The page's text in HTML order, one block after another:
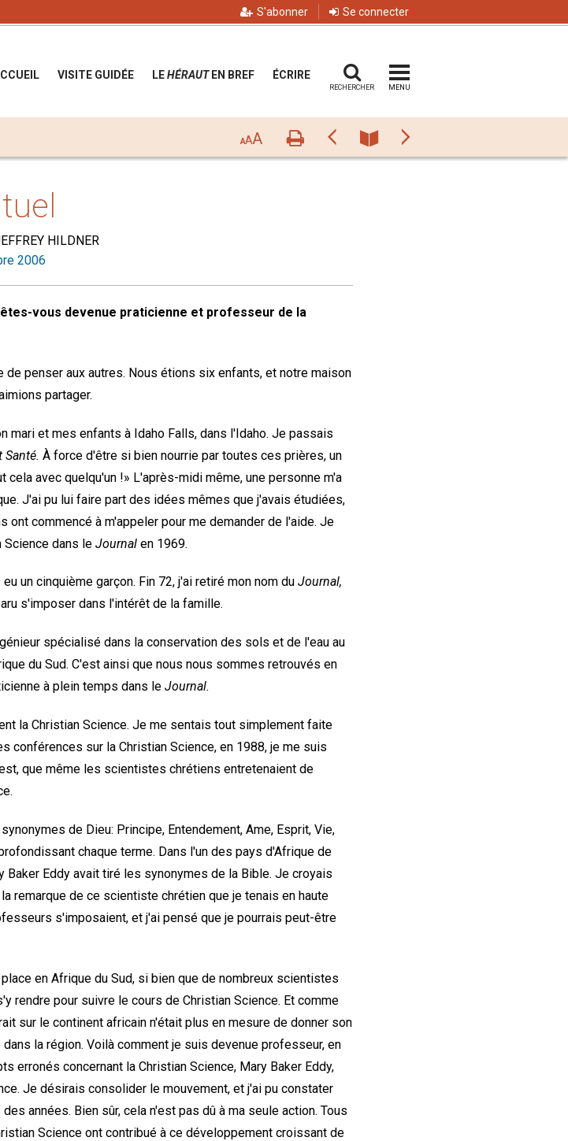
S'abonner Se connecter
VISITE GUIDÉE LEHÉRAUTEN BREF ÉCRIRE
RECHERCHER MENU
AAA ImprimerPrécédantNuméroSuivant
HILDNER
2006
vous devenue praticienne et professeur de la
penser aux autres. Nous étions six enfants, et notre maison
partager.
mari et mes enfants à Idaho Falls, dans l'Idaho. Je passais
Santé. À force d'être si bien nourrie par toutes ces prières, un
avec quelqu'un !» L'après-midi même, une personne m'a
J'ai pu lui faire part des idées mêmes que j'avais étudiées,
ont commencé à m'appeler pour me demander de l'aide. Je
Science dans le Journal en 1969.
un cinquième garçon. Fin 72, j'ai retiré mon nom du Journal,
s'imposer dans l'intérêt de la famille.
spécialisé dans la conservation des sols et de l'eau au
du Sud. C'est ainsi que nous nous sommes retrouvés en
à plein temps dans le Journal.
la Christian Science. Je me sentais tout simplement faite
conférences sur la Christian Science, en 1988, je me suis
que même les scientistes chrétiens entretenaient de
de Dieu: Principe, Entendement, Ame, Esprit, Vie,
chaque terme. Dans l'un des pays d'Afrique de
Baker Eddy avait tiré les synonymes de la Bible. Je croyais
remarque de ce scientiste chrétien que je tenais en haute
s'imposaient, et j'ai pensé que je pourrais peut-être
en Afrique du Sud, si bien que de nombreux scientistes
rendre pour suivre le cours de Christian Science. Et comme
sur le continent africain n'était plus en mesure de donner son
la région. Voilà comment je suis devenue professeur, en
erronés concernant la Christian Science, Mary Baker Eddy,
Je désirais consolider le mouvement, et j'ai pu constater
années. Bien sûr, cela n'est pas dû à ma seule action. Tous
Science ont contribué à ce développement croissant de